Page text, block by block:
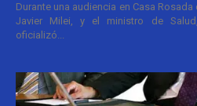
Durante una audiencia en Casa
Javier Milei, y el ministro de
oficializó...